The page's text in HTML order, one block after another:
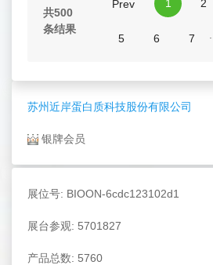
苏州近岸蛋白质科技股份有限公司
银牌会员
展位号: BIOON-6cdc123102d1
展台参观: 5701827
产品总数: 5760
共500
条结果
Prev 1 2
5 6 7